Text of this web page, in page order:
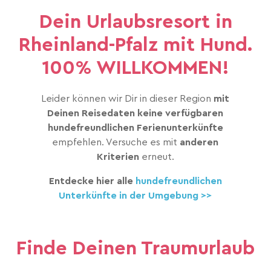
Dein Urlaubsresort in
Rheinland-Pfalz mit Hund.
100% WILLKOMMEN!
Leider können wir Dir in dieser Region mit
Deinen Reisedaten keine verfügbaren
hundefreundlichen Ferienunterkünfte
empfehlen. Versuche es mit anderen
Kriterienerneut.
Entdecke hier alle hundefreundlichen
Unterkünfte in der Umgebung >>
Finde Deinen Traumurlaub